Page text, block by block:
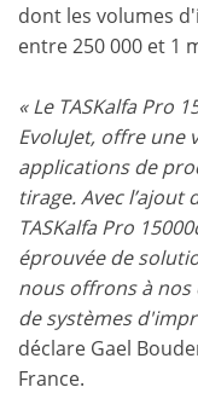
dont les volumes
entre 250 000 et 1
« Le TASKalfa Pro
EvoluJet, offre une
applications de
tirage. Avec
TASKalfa Pro
éprouvée de
nous offrons à nos
de systèmes
déclare Gael
France.